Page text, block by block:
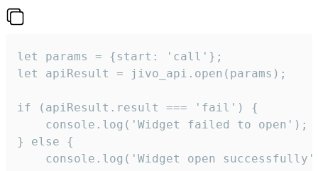
let params = {start: 'call'};
let apiResult = jivo_api.open(params);
if (apiResult.result === 'fail') {
    console.log('Widget failed to open');
} else {
console.log('Widget open